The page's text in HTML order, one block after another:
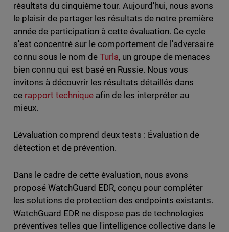
résultats du cinquième tour. Aujourd'hui, nous avons
le plaisir de partager les résultats de notre première
année de participation à cette évaluation. Ce cycle
s'est concentré sur le comportement de l'adversaire
connu sous le nom de Turla, un groupe de menaces
bien connu qui est basé en Russie. Nous vous
invitons à découvrir les résultats détaillés dans
cerapport techniqueafin de les interpréter au
mieux.
L'évaluation comprend deux tests : Évaluation de
détection et de prévention.
Dans le cadre de cette évaluation, nous avons
proposé WatchGuard EDR, conçu pour compléter
les solutions de protection des endpoints existants.
WatchGuard EDR ne dispose pas de technologies
préventives telles que l'intelligence collective dans le